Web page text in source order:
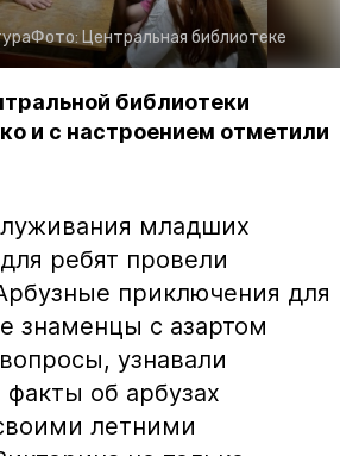
Фото: Центральная библиотеке
библиотеки
и с настроением отметили
младших
ребят провели
приключения для
знаменцы с азартом
узнавали
об арбузах
летними